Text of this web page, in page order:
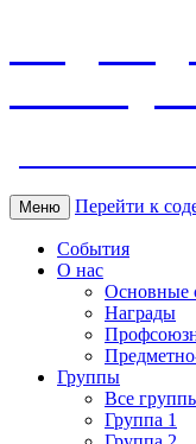
МБДОУ
Меню Перейти к
События
О нас
Основные
Награды
Группы
Все
Группа 1